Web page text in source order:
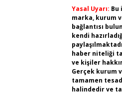
Yasal Uyarı: Bu
marka, kurum
bağlantısı
kendi
haber niteliği
ve kişiler
Gerçek kurum
tamamen
halindedir ve